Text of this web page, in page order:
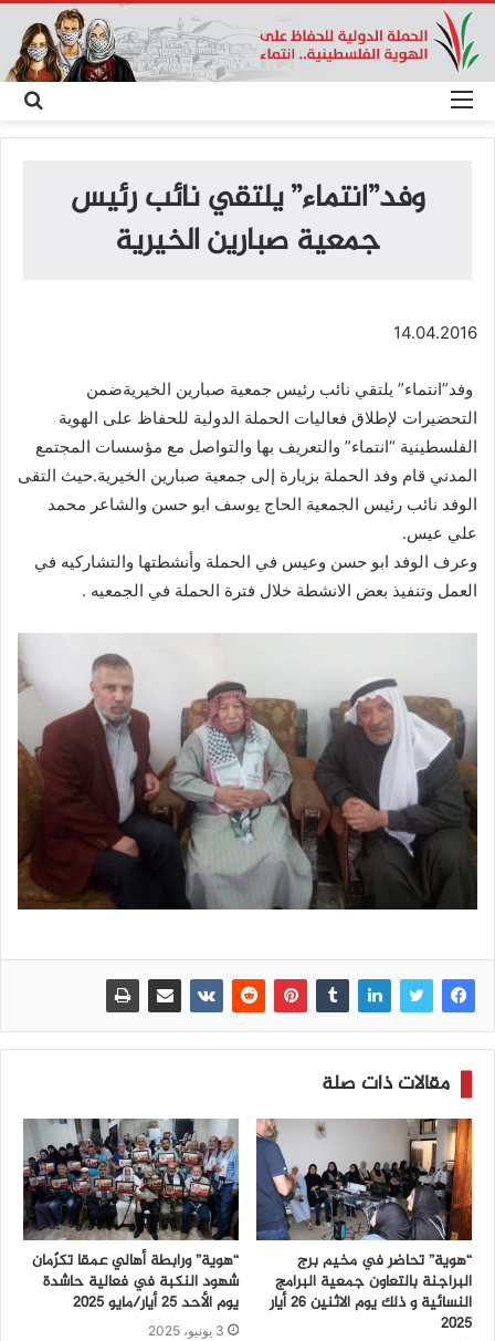
عن
القائمة
وفد”انتماء” يلتقي نائب رئيس
جمعية صبارين الخيرية
14.04.2016
وفد”انتماء” يلتقي نائب رئيس جمعية صبارين الخيريةضمن
التحضيرات لإطلاق فعاليات الحملة الدولية للحفاظ على الهوية
الفلسطينية “انتماء” والتعريف بها والتواصل مع مؤسسات المجتمع
المدني قام وفد الحملة بزيارة إلى جمعية صبارين الخيرية.حيث التقى
الوفد نائب رئيس الجمعية الحاج يوسف ابو حسن والشاعر محمد
علي عيس.
وعرف الوفد ابو حسن وعيس في الحملة وأنشطتها والتشاركيه في
العمل وتنفيذ بعض الانشطة خلال فترة الحملة في الجمعيه .
مقالات ذات صلة
“هوية” تحاضر في مخيم برج
البراجنة بالتعاون جمعية البرامج
النسائية و ذلك يوم الاثنين 26 أيار
2025
“هوية” ورابطة أهالي عمقا تكرّمان
شهود النكبة في فعالية حاشدة
يوم الأحد 25 أيار/مايو 2025
3 يونيو، 2025